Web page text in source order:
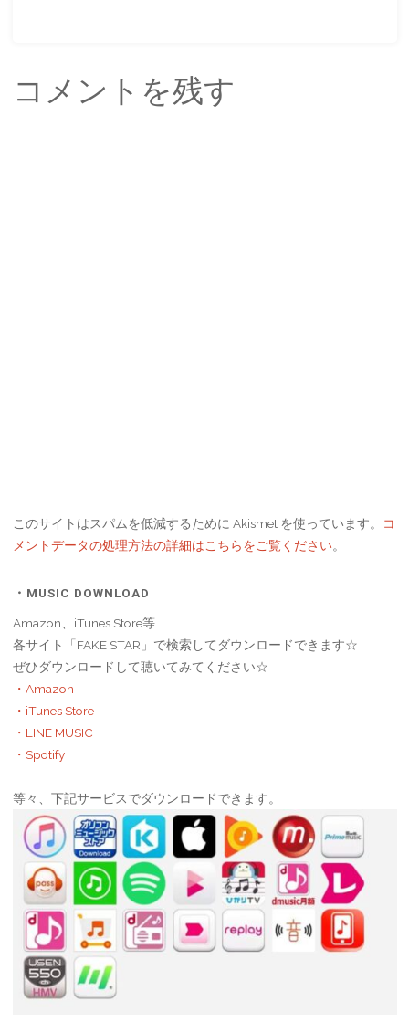
コメントを残す
このサイトはスパムを低減するために Akismet を使っています。
コ
メントデータの処理方法の詳細はこちらをご覧ください。
・MUSIC DOWNLOAD
Amazon、iTunes Store等
各サイト「FAKE STAR」で検索してダウンロードできます☆
ぜひダウンロードして聴いてみてください☆
・Amazon
・iTunes Store
・LINE MUSIC
・Spotify
等々、下記サービスでダウンロードできます。